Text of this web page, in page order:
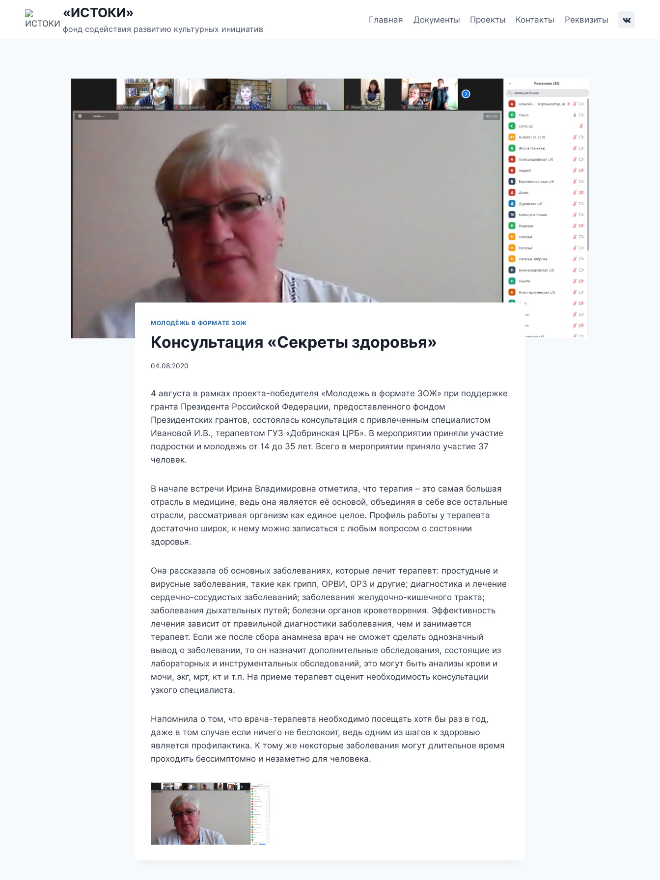
«ИСТОКИ»
фонд содействия развитию культурных инициатив
Главная Документы Проекты Контакты Реквизиты
МОЛОДЁЖЬ В ФОРМАТЕ ЗОЖ
Консультация «Секреты здоровья»
04.08.2020
4 августа в рамках проекта-победителя «Молодежь в формате ЗОЖ» при поддержке
гранта Президента Российской Федерации, предоставленного фондом
Президентских грантов, состоялась консультация с привлеченным специалистом
Ивановой И.В., терапевтом ГУЗ «Добринская ЦРБ». В мероприятии приняли участие
подростки и молодежь от 14 до 35 лет. Всего в мероприятии приняло участие 37
человек.
В начале встречи Ирина Владимировна отметила, что терапия – это самая большая
отрасль в медицине, ведь она является её основой, объединяя в себе все остальные
отрасли, рассматривая организм как единое целое. Профиль работы у терапевта
достаточно широк, к нему можно записаться с любым вопросом о состоянии
здоровья.
Она рассказала об основных заболеваниях, которые лечит терапевт: простудные и
вирусные заболевания, такие как грипп, ОРВИ, ОРЗ и другие; диагностика и лечение
сердечно-сосудистых заболеваний; заболевания желудочно-кишечного тракта;
заболевания дыхательных путей; болезни органов кроветворения. Эффективность
лечения зависит от правильной диагностики заболевания, чем и занимается
терапевт. Если же после сбора анамнеза врач не сможет сделать однозначный
вывод о заболевании, то он назначит дополнительные обследования, состоящие из
лабораторных и инструментальных обследований, это могут быть анализы крови и
мочи, экг, мрт, кт и т.п. На приеме терапевт оценит необходимость консультации
узкого специалиста.
Напомнила о том, что врача-терапевта необходимо посещать хотя бы раз в год,
даже в том случае если ничего не беспокоит, ведь одним из шагов к здоровью
является профилактика. К тому же некоторые заболевания могут длительное время
проходить бессимптомно и незаметно для человека.